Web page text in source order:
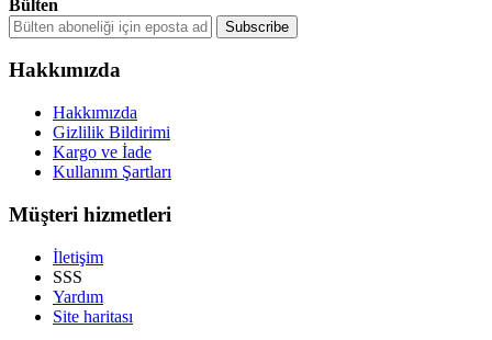
Bülten
Hakkımızda
Hakkımızda
Gizlilik Bildirimi
Kargo ve İade
Kullanım Şartları
Müşteri hizmetleri
İletişim
SSS
Yardım
Site haritası